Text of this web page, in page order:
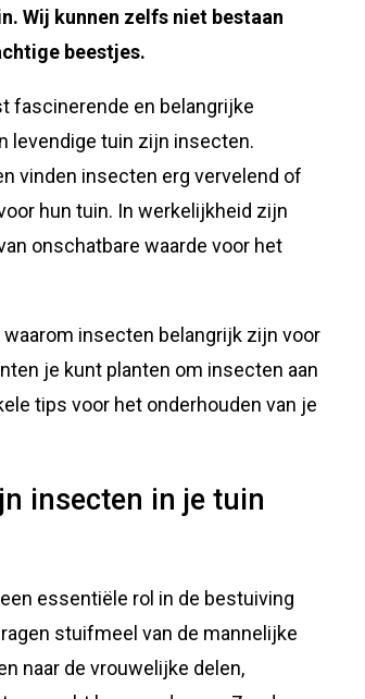
Wij kunnen zelfs niet bestaan
beestjes.
fascinerende en belangrijke
levendige tuin zijn insecten.
vinden insecten erg vervelend of
hun tuin. In werkelijkheid zijn
onschatbare waarde voor het
waarom insecten belangrijk zijn voor
je kunt planten om insecten aan
tips voor het onderhouden van je
insecten in je tuin
essentiële rol in de bestuiving
stuifmeel van de mannelijke
naar de vrouwelijke delen,